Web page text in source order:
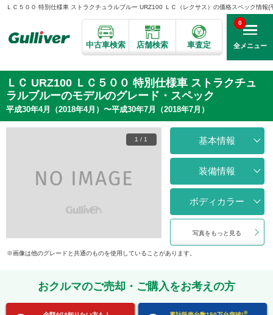
ＬＣ５００ 特別仕様車 ストラクチュラルブルー URZ100 ＬＣ（レクサス）の価格スペック情
中古車検索 店舗検索 車査定 全メニュー
0
ＬＣ URZ100 ＬＣ５００ 特別仕様車 ストラクチュ
ラルブルーのモデルのグレード・スペック
平成30年4月（2018年4月）〜平成30年7月（2018年7月）
1 / 1 基本情報
装備情報
ボディカラー
写真をもっと見る
画像は他のグレードと共通のものを使用していることがあります。
おクルマのご売却・ご購入をお考えの方
※